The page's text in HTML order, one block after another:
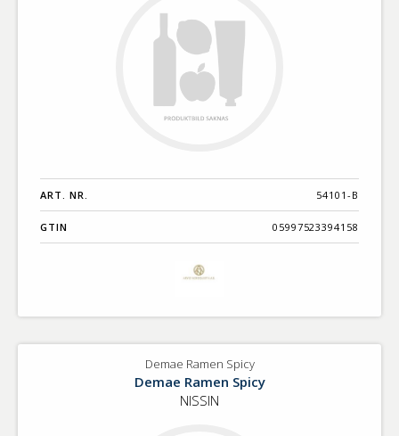
ART. NR. 54101-B
GTIN 05997523394158
Demae Ramen Spicy
Demae Ramen Spicy
NISSIN